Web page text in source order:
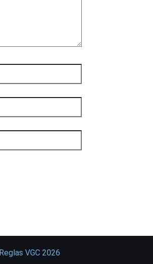
Reglas VGC 2026